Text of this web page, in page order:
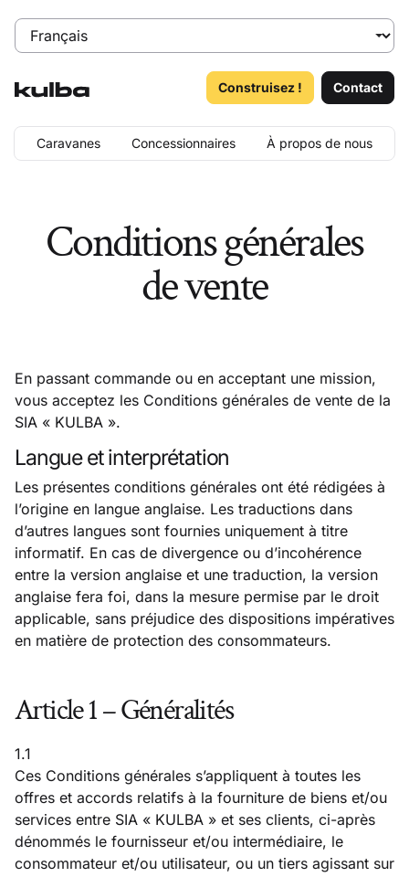
Caravanes Concessionnaires À propos de nous
Construisez ! Contact
Conditions générales
de vente
En passant commande ou en acceptant une mission,
vous acceptez les Conditions générales de vente de la
SIA « KULBA ».
Langue et interprétation
Les présentes conditions générales ont été rédigées à
l’origine en langue anglaise. Les traductions dans
d’autres langues sont fournies uniquement à titre
informatif. En cas de divergence ou d’incohérence
entre la version anglaise et une traduction, la version
anglaise fera foi, dans la mesure permise par le droit
applicable, sans préjudice des dispositions impératives
en matière de protection des consommateurs.
Article 1–Généralités
1.1
Ces Conditions générales s’appliquent à toutes les
offres et accords relatifs à la fourniture de biens et/ou
services entre SIA « KULBA » et ses clients, ci-après
dénommés le fournisseur et/ou intermédiaire, le
consommateur et/ou utilisateur, ou un tiers agissant sur